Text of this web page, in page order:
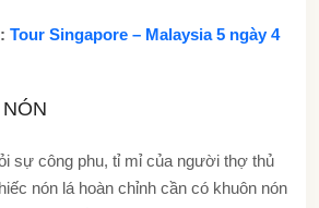
Tour Singapore – Malaysia 5 ngày 4
sự công phu, tỉ mỉ của người thợ thủ
nón lá hoàn chỉnh cần có khuôn nón